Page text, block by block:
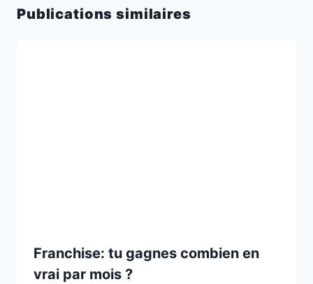
Publications similaires
Franchise: tu gagnes combien en
vrai par mois ?